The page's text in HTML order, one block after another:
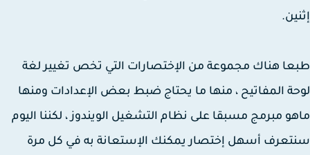
هناك مجموعة من الإختصارات التي تخص تغيير لغة
المفاتيح ، منها ما يحتاج ضبط بعض الإعدادات ومنها
مبرمج مسبقا على نظام التشغيل الويندوز ، لكننا اليوم
أسهل إختصار يمكنك الإستعانة به في كل مرة